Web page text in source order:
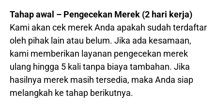
Tahap awal – Pengecekan Merek (2 hari kerja)
Kami akan cek merek Anda apakah sudah terdaftar
oleh pihak lain atau belum. Jika ada kesamaan,
kami memberikan layanan pengecekan merek
ulang hingga 5 kali tanpa biaya tambahan. Jika
hasilnya merek masih tersedia, maka Anda siap
melangkah ke tahap berikutnya.